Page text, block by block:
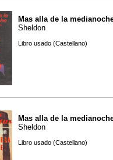
Mas alla de la
Sheldon
Libro usado (Castellano)
Mas alla de la
Sheldon
Libro usado (Castellano)